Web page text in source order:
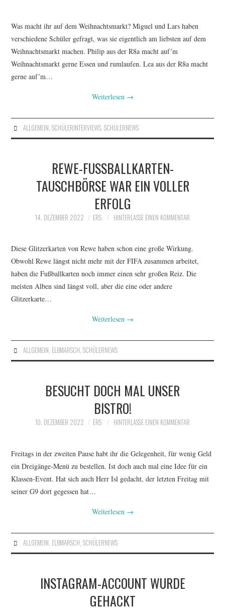
Was macht ihr auf dem Weihnachtsmarkt? Miguel und Lars haben
verschiedene Schüler gefragt, was sie eigentlich am liebsten auf dem
Weihnachtsmarkt machen. Philip aus der R8a macht auf´m
Weihnachtsmarkt gerne Essen und rumlaufen. Lea aus der R8a macht
gerne auf´m…
Weiterlesen →
ALLGEMEIN SCHÜLERINTERVIEWS, SCHÜLERNEWS
REWE-FUSSBALLKARTEN-T
AUSCHBÖRSE WAR EIN VOLLER E
RFOLG
14. DEZEMBER 2022 ERS HINTERLASSE EINEN KOMMENTAR
Diese Glitzerkarten von Rewe haben schon eine große Wirkung.
Obwohl Rewe längst nicht mehr mit der FIFA zusammen arbeitet,
haben die Fußballkarten noch immer einen sehr großen Reiz. Die
meisten Alben sind längst voll, aber die eine oder andere
Glitzerkarte…
Weiterlesen →
ALLGEMEIN, ELBMARSCH, SCHÜLERNEWS
BESUCHT DOCH MAL UNSER
BISTRO!
10. DEZEMBER 2022 ERS HINTERLASSE EINEN KOMMENTAR
Freitags in der zweiten Pause habt ihr die Gelegenheit, für wenig Geld
ein Dreigänge-Menü zu bestellen. Ist doch auch mal eine Idee für ein
Klassen-Event. Hat sich auch Herr Isl gedacht, der letzten Freitag mit
seiner G9 dort gegessen hat…
Weiterlesen →
ALLGEMEIN ELBMARSCH SCHÜLERNEWS
INSTAGRAM-ACCOUNT WURDE
GEHACKT